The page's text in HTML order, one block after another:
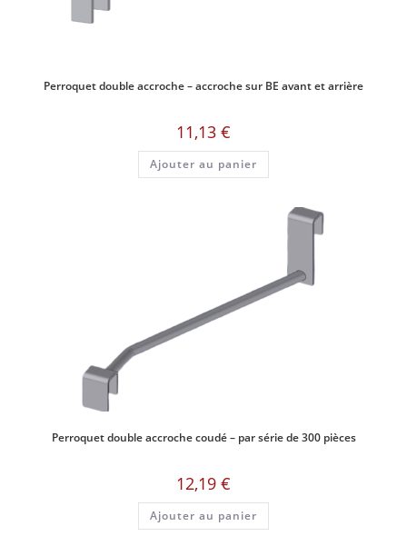
Perroquet double accroche – accroche sur BE avant et arrière
11,13 €
Ajouter au panier
Perroquet double accroche coudé – par série de 300 pièces
12,19 €
Ajouter au panier